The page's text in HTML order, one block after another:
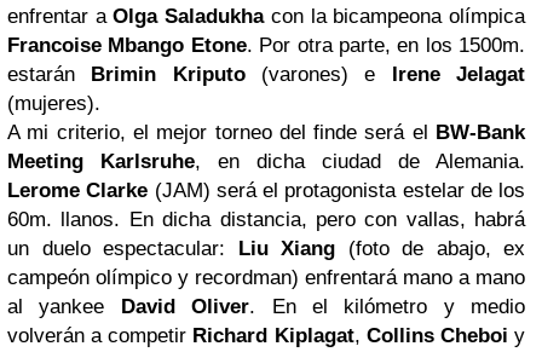
enfrentar aOlga Saladukhacon la bicampeona olímpica
Francoise Mbango Etone. Por otra parte, en los 1500m.
estarán Brimin Kriputo(varones) e Irene Jelagat
(mujeres).
A mi criterio, el mejor torneo del finde será el BW-Bank
Meeting Karlsruhe, en dicha ciudad de Alemania.
Lerome Clarke (JAM) será el protagonista estelar de los
60m. llanos. En dicha distancia, pero con vallas, habrá
un duelo espectacular: Liu Xiang (foto de abajo, ex
campeón olímpico y recordman) enfrentará mano a mano
al yankee David Oliver. En el kilómetro y medio
volverán a competir Richard Kiplagat, Collins Cheboi y